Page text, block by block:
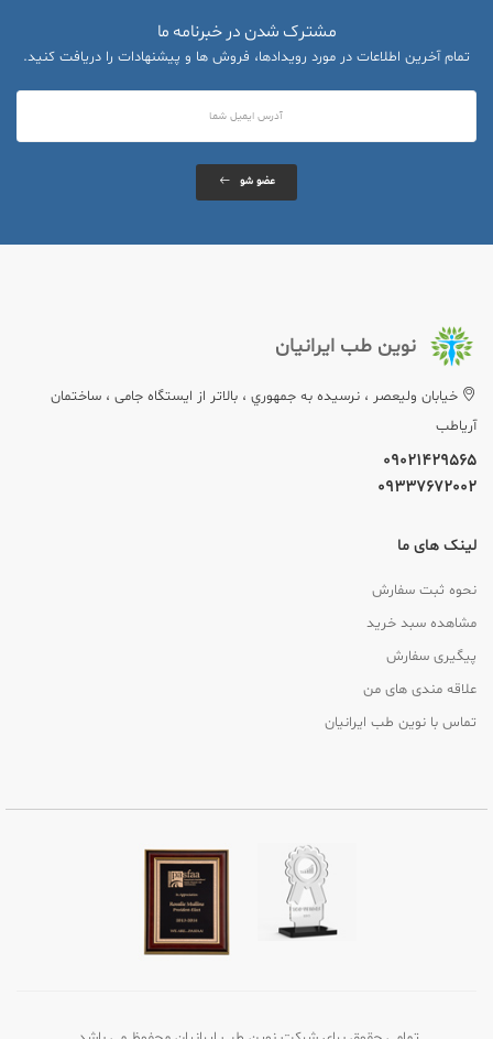
مشترک شدن در خبرنامه ما
تمام آخرین اطلاعات در مورد رویدادها، فروش ها و پیشنهادات را دریافت کنید.
عضو شو
نوین طب ایرانیان
خيابان وليعصر ، نرسيده به جمهوري ، بالاتر از ایستگاه جامی ، ساختمان
آریاطب
09021429565
09337672002
لینک های ما
نحوه ثبت سفارش
مشاهده سبد خرید
پیگیری سفارش
علاقه مندی های من
تماس با نوین طب ایرانیان